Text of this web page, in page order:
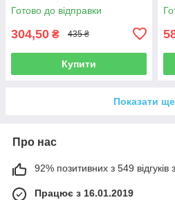
Готово до відправки
304,50 ₴ 435 ₴
Купити
Показати ще
Про нас
92% позитивних з 549 відгуків
Працює з 16.01.2019